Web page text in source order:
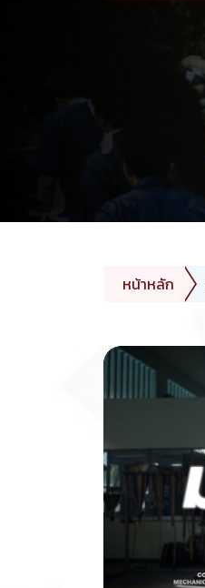
หน้าหลัก